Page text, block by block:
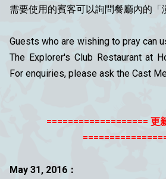
需要使用的賓客可以詢問餐廳內的「
Guests who are wishing to pray can
The Explorer's Club Restaurant at
For enquiries, please ask the Cast
=================== 更
May 31, 2016：